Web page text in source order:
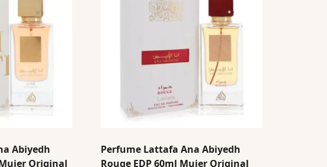
Abiyedh
Original
Perfume Lattafa Ana Abiyedh
Rouge EDP 60ml Mujer Original